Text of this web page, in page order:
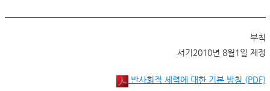
부칙
서기2010년 8월1일 제정
반사회적 세력에 대한 기본 방침 (PDF)